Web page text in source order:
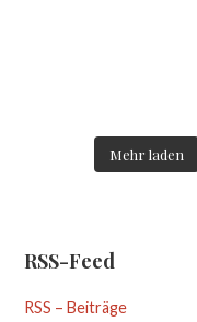
Mehr laden
RSS-Feed
RSS – Beiträge